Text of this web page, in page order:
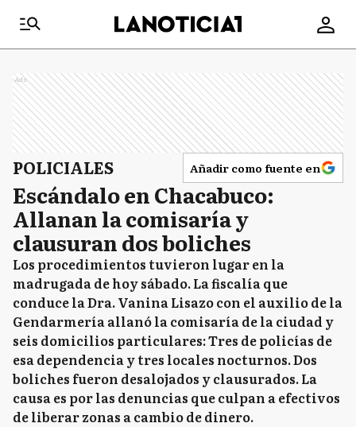
Ads
POLICIALES Añadir como fuente en
Escándalo en Chacabuco:
Allanan la comisaría y
clausuran dos boliches
Los procedimientos tuvieron lugar en la
madrugada de hoy sábado. La fiscalía que
conduce la Dra. Vanina Lisazo con el auxilio de la
Gendarmería allanó la comisaría de la ciudad y
seis domicilios particulares: Tres de policías de
esa dependencia y tres locales nocturnos. Dos
boliches fueron desalojados y clausurados. La
causa es por las denuncias que culpan a efectivos
de liberar zonas a cambio de dinero.